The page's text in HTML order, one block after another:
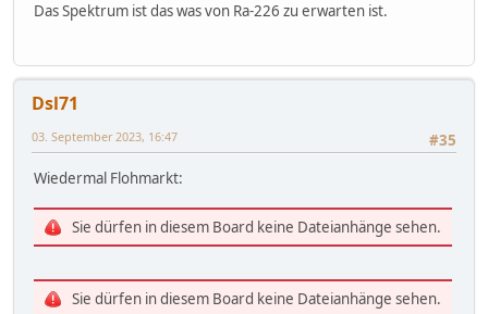
Das Spektrum ist das was von Ra-226 zu erwarten ist.
Dsl71
#35
03. September 2023, 16:47
Wiedermal Flohmarkt:
Sie dürfen in diesem Board keine Dateianhänge sehen.
Sie dürfen in diesem Board keine Dateianhänge sehen.